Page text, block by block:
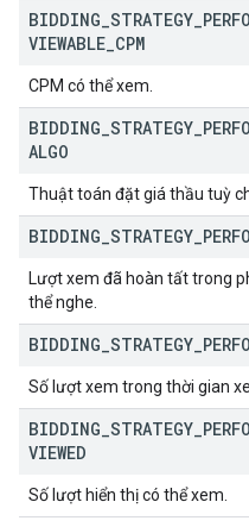
BIDDING STRATEGY
VIEWABLE CPM
CPM có thể xem.
BIDDING STRATEGY
ALGO
Thuật toán đặt giá thầu tuỳ
BIDDING STRATEGY
Lượt xem đã hoàn tất trong
thể nghe.
BIDDING STRATEGY
Số lượt xem trong thời gian
BIDDING STRATEGY
VIEWED
Số lượt hiển thị có thể xem.